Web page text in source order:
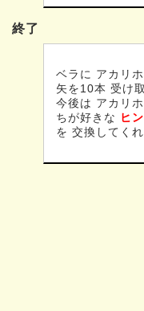
終了
ベラに アカリ
矢を10本 受け
今後は アカリ
ちが好きな ヒ
を 交換してく